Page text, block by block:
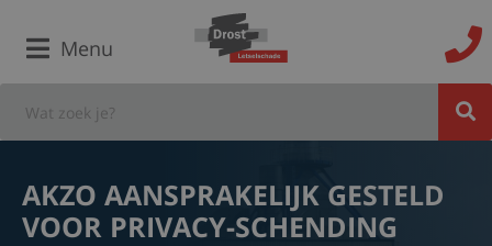
Menu
AKZO AANSPRAKELIJK GESTELD
VOOR PRIVACY-SCHENDING